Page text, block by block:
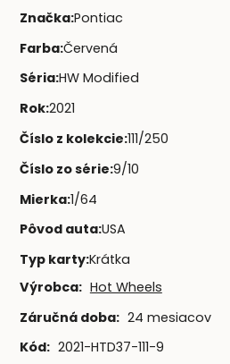
Značka:Pontiac
Farba:Červená
Séria:HW Modified
Rok:2021
Číslo z kolekcie:111/250
Číslo zo série:9/10
Mierka:1/64
Pôvod auta:USA
Typ karty:Krátka
Výrobca: Hot Wheels
Záručná doba: 24 mesiacov
Kód: 2021-HTD37-111-9